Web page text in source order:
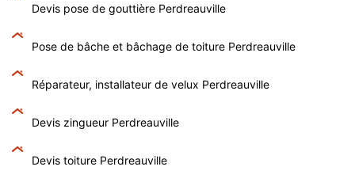
Devis pose de gouttière Perdreauville
Pose de bâche et bâchage de toiture Perdreauville
Réparateur, installateur de velux Perdreauville
Devis zingueur Perdreauville
Devis toiture Perdreauville